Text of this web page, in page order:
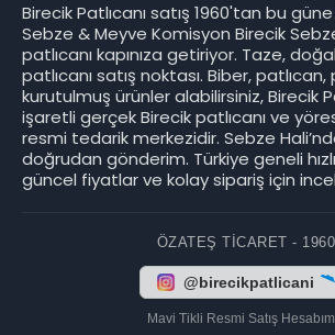
Birecik Patlıcanı satış 1960'tan bu
Sebze & Meyve Komisyon Birecik
patlıcanı kapınıza getiriyor. Taze,
patlıcanı satış noktası. Biber,
kurutulmuş ürünler alabilirsiniz, Birecik
işaretli gerçek Birecik patlıcanı ve
resmi tedarik merkezidir. Sebze
doğrudan gönderim. Türkiye geneli
güncel fiyatlar ve kolay sipariş için
ÖZATEŞ TICARET - 1960
@birecikpatlicani
Mavi Tikli Resmi Satış